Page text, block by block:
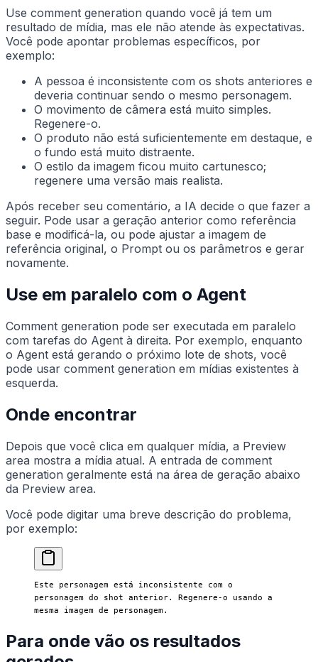
Use comment generation quando você já tem um
resultado de mídia, mas ele não atende às expectativas.
Você pode apontar problemas específicos, por
exemplo:
A pessoa é inconsistente com os shots anteriores e
deveria continuar sendo o mesmo personagem.
O movimento de câmera está muito simples.
Regenere-o.
O produto não está suficientemente em destaque, e
o fundo está muito distraente.
O estilo da imagem ficou muito cartunesco;
regenere uma versão mais realista.
Após receber seu comentário, a IA decide o que fazer a
seguir. Pode usar a geração anterior como referência
base e modificá-la, ou pode ajustar a imagem de
referência original, o Prompt ou os parâmetros e gerar
novamente.
Use em paralelo com o Agent
Comment generation pode ser executada em paralelo
com tarefas do Agent à direita. Por exemplo, enquanto
o Agent está gerando o próximo lote de shots, você
pode usar comment generation em mídias existentes à
esquerda.
Onde encontrar
Depois que você clica em qualquer mídia, a Preview
area mostra a mídia atual. A entrada de comment
generation geralmente está na área de geração abaixo
da Preview area.
Você pode digitar uma breve descrição do problema,
por exemplo:
Este personagem está inconsistente com o
personagem do shot anterior. Regenere-o usando a
mesma imagem de personagem.
Para onde vão os resultados